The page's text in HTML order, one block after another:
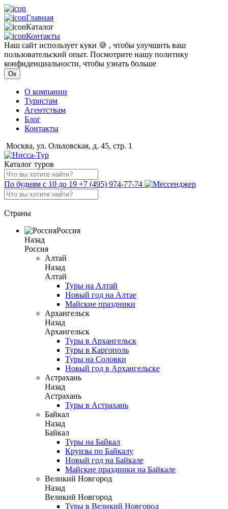
Главная
Каталог
Контакты
Наш сайт использует куки 🍪 , чтобы улучшить ваш
пользовательский опыт. Посмотрите нашу политику
конфиденциальности, чтобы узнать больше
Ок
О компании
Туристам
Агентствам
Блог
Контакты
Москва, ул. Ольховская, д. 45, стр. 1
Каталог туров
По будням с 10 до 19 +7 (495) 974-77-74
Страны
Россия
Назад
Россия
Алтай
Назад
Алтай
Туры на Алтай
Новый год на Алтае
Майские праздники
Архангельск
Назад
Архангельск
Туры в Архангельск
Туры в Каргополь
Туры на Соловки
Новый год в Архангельске
Астрахань
Назад
Астрахань
Туры в Астрахань
Байкал
Назад
Байкал
Туры на Байкал
Круизы по Байкалу
Новый год на Байкале
Майские праздники на Байкале
Великий Новгород
Назад
Великий Новгород
Туры в Великий Новгород